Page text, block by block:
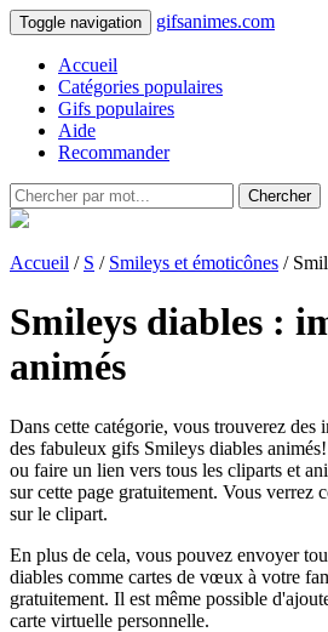
Toggle navigation gifsanimes.com
Accueil
Catégories populaires
Gifs populaires
Aide
Recommander
Chercher
Accueil / S / Smileys et émoticônes /
Smileys diables :
animés
Dans cette catégorie, vous trouverez des
des fabuleux gifs Smileys diables
ou faire un lien vers tous les cliparts et
sur cette page gratuitement. Vous verrez
sur le clipart.
En plus de cela, vous pouvez envoyer
diables comme cartes de vœux à votre
gratuitement. Il est même possible
carte virtuelle personnelle.